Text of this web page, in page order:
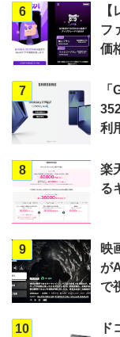
6
フ
価
7
利
8
楽
る
9
映
が
で
10